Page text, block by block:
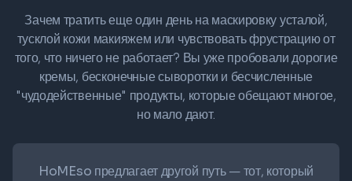
Зачем тратить еще один день на маскировку усталой,
тусклой кожи макияжем или чувствовать фрустрацию от
того, что ничего не работает? Вы уже пробовали дорогие
кремы, бесконечные сыворотки и бесчисленные
"чудодейственные" продукты, которые обещают многое,
но мало дают.
HoMEso предлагает другой путь— тот, который